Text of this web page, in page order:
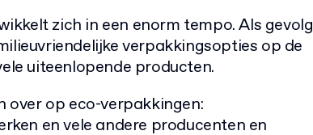
zich in een enorm tempo. Als gevolg
verpakkingsopties op de
uiteenlopende producten.
over op eco-verpakkingen:
en vele andere producenten en